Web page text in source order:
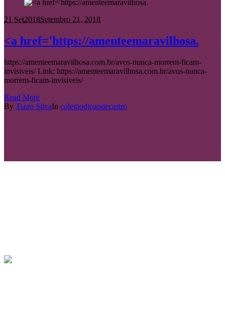
21 Set2018Setembro 21, 2018
<a href='https://amenteemaravilhosa.
https://amenteemaravilhosa.com.br/avos-nunca-morrem-ficam-
invisiveis/ Link: https://amenteemaravilhosa.com.br/avos-nunca-
morrem-ficam-invisiveis/
Read More
By Tiago SilvaIn colegiodjoaodecastro